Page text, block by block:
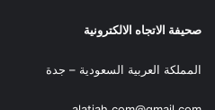
صحيفة الاتجاه الالكترونية
المملكة العربية السعودية – جدة